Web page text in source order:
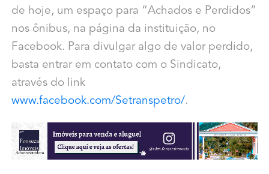
de hoje, um espaço para “Achados e Perdidos”
nos ônibus, na página da instituição, no
Facebook. Para divulgar algo de valor perdido,
basta entrar em contato com o Sindicato,
através do link
www.facebook.com/Setranspetro/.